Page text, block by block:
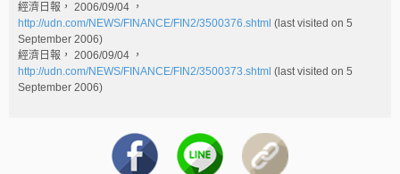
經濟日報， 2006/09/04 ，
http://udn.com/NEWS/FINANCE/FIN2/3500376.shtml (last visited on 5
September 2006)
經濟日報， 2006/09/04 ，
http://udn.com/NEWS/FINANCE/FIN2/3500373.shtml (last visited on 5
September 2006)